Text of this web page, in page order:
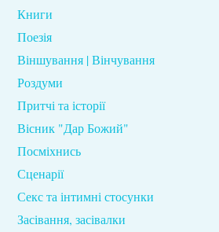
Книги
Поезія
Віншування | Вінчування
Роздуми
Притчі та історії
Вісник "Дар Божий"
Посміхнись
Сценарії
Секс та інтимні стосунки
Засівання, засівалки